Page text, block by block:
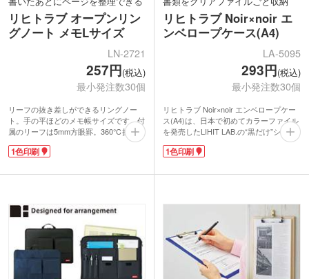
リヒトラブ オープンリン
グノート メモLサイズ
LN-2721
257円(税込)
最小発注数30個
リーフの抜き差しができるリングノー
ト。手の平ほどのメモ帳サイズです。付
属のリーフは5mm方眼罫。360℃折り返
せるので立ったままメモを取るシーンで
も使いやすい！リーフを抜き差ししたい
じ具が開きます。メモを取った後にペー
グがおしゃれ。表紙にロゴや学校名を印
刷してオリジナルのメモ帳を製作できま
1色印刷
リヒトラブ Noir×noir エ
ンベロープケース(A4)
LA-5095
293円(税込)
最小発注数30個
リヒトラブ Noir×noir エンベロープケー
ス(A4)は、日本で初めてカラーファイル
を発売したLIHIT LAB.の“黒だけ”シリー
ズのホルダーです。「プラスチックと、
ともに暮らす。」をコンセプトに、プラ
出てしまう端材を集め、新しいシートに
PP製ケース。様々なシーンに馴染みや
すい黒のマット仕上げで、表面は傷や指
紋が目立ちにくいのが特長です。A4サイ
ズのクリヤーホルダーごと入ります。コ
ピー用紙は約100枚収納可能。ホックボ
タンで留められ、スマートに持ち運べま
1色印刷